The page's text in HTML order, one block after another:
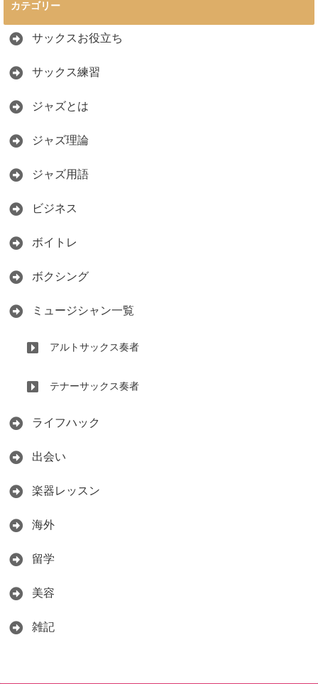
カテゴリー
サックスお役立ち
サックス練習
ジャズとは
ジャズ理論
ジャズ用語
ビジネス
ボイトレ
ボクシング
ミュージシャン一覧
アルトサックス奏者
テナーサックス奏者
ライフハック
出会い
楽器レッスン
海外
留学
美容
雑記